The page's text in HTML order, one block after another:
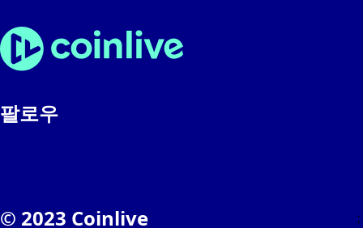
팔로우
© 2023 Coinlive ;